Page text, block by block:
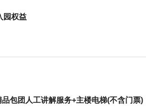
园权益
包团人工讲解服务+主楼电梯(不含门票)